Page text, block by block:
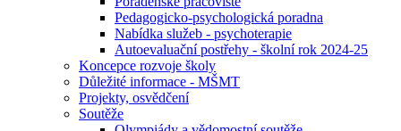
Pedagogicko-psychologická poradna
Nabídka služeb - psychoterapie
Autoevaluační postřehy - školní rok 2024-25
Koncepce rozvoje školy
Důležité informace - MŠMT
Projekty, osvědčení
Soutěže